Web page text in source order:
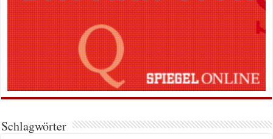
Schlagwörter